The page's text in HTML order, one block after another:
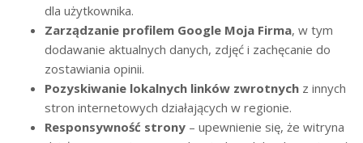
dla użytkownika.
Zarządzanie profilem Google Moja Firma, w tym
dodawanie aktualnych danych, zdjęć i zachęcanie do
zostawiania opinii.
Pozyskiwanie lokalnych linków zwrotnych z innych
stron internetowych działających w regionie.
Responsywność strony – upewnienie się, że witryna